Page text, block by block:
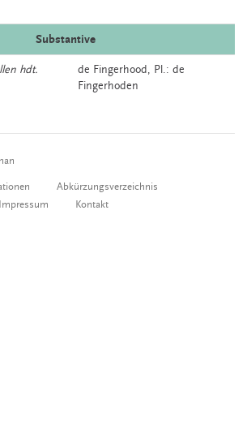
Substantive
hdt.
de Fingerhood, Pl.: de
Fingerhoden
Abkürzungsverzeichnis
Impressum Kontakt